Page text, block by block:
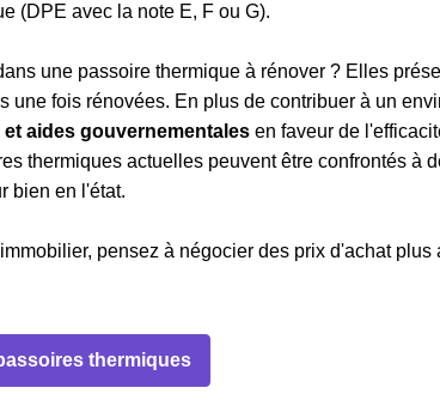
(DPE avec la note E, F ou G).
une passoire thermique à rénover ? Elles
une fois rénovées. En plus de contribuer à un
aides gouvernementales en faveur de
thermiques actuelles peuvent être confrontés à
bien en l'état.
pensez à négocier des prix d'achat
thermiques